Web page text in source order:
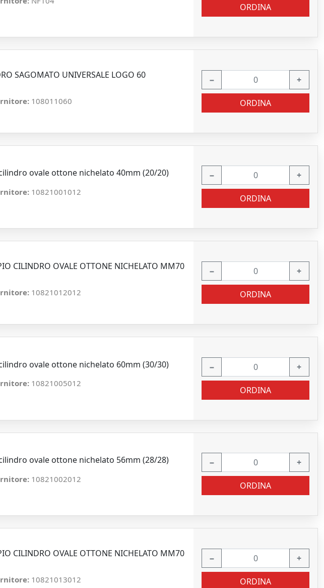
ORDINA
SAGOMATO UNIVERSALE LOGO 60
108011060
− +
ORDINA
ovale ottone nichelato 40mm (20/20)
10821001012
− +
ORDINA
CILINDRO OVALE OTTONE NICHELATO MM70
10821012012
− +
ORDINA
ovale ottone nichelato 60mm (30/30)
10821005012
− +
ORDINA
ovale ottone nichelato 56mm (28/28)
10821002012
− +
ORDINA
CILINDRO OVALE OTTONE NICHELATO MM70
10821013012
− +
ORDINA